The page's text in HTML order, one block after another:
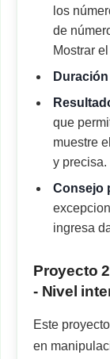
los
de
Mostrar
que
muestre
y precisa.
Consejo
ingresa
Proyecto
- Nivel
Este
en